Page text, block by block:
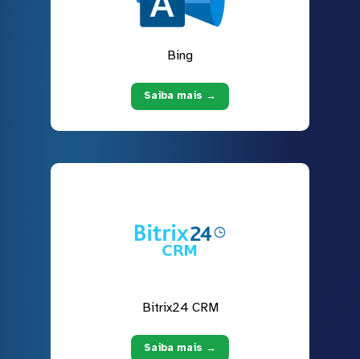
Bing
Saiba mais →
Bitrix24 CRM
Saiba mais →